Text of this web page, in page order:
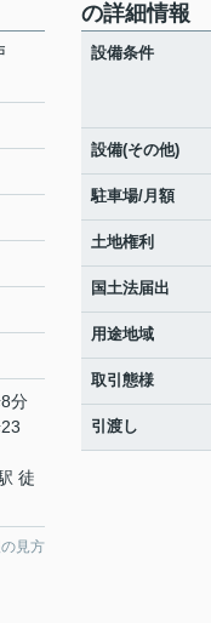
分
徒
見方
の詳細情報
設備条件
設備(その他)
駐車場/月額
土地権利
国土法届出
用途地域
取引態様
引渡し